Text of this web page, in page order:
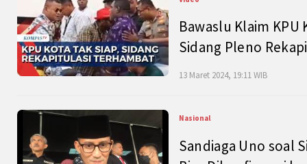
Bawaslu Klaim
Sidang Pleno
13 Maret 2024, 19:11 WIB
Nasional
Sandiaga Uno soal